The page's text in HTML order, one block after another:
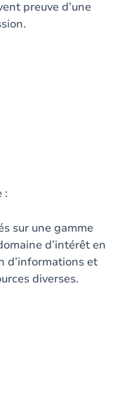
preuve d’une
:
sur une gamme
d’intérêt en
d’informations et
diverses.